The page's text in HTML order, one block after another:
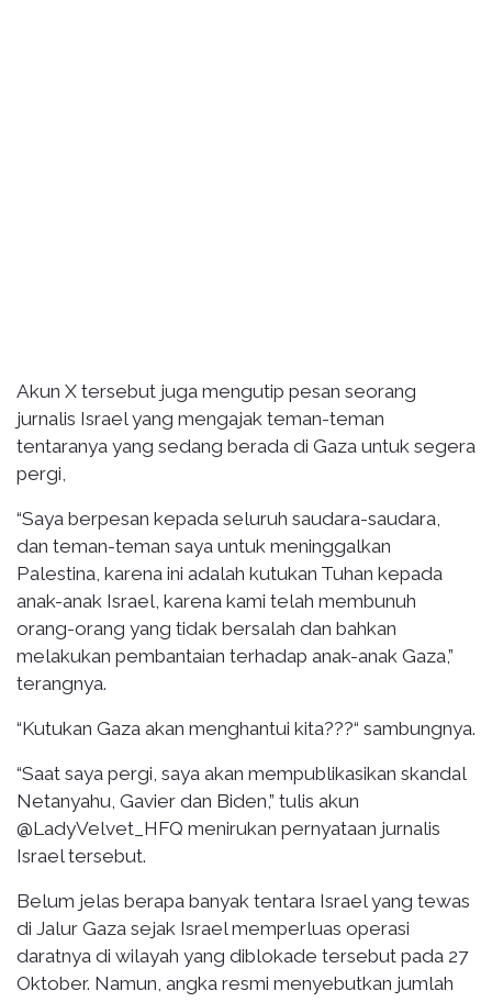
Akun X tersebut juga mengutip pesan seorang
jurnalis Israel yang mengajak teman-teman
tentaranya yang sedang berada di Gaza untuk segera
pergi,
“Saya berpesan kepada seluruh saudara-saudara,
dan teman-teman saya untuk meninggalkan
Palestina, karena ini adalah kutukan Tuhan kepada
anak-anak Israel, karena kami telah membunuh
orang-orang yang tidak bersalah dan bahkan
melakukan pembantaian terhadap anak-anak Gaza,”
terangnya.
“Kutukan Gaza akan menghantui kita???“ sambungnya.
“Saat saya pergi, saya akan mempublikasikan skandal
Netanyahu, Gavier dan Biden,” tulis akun
@LadyVelvet_HFQ menirukan pernyataan jurnalis
Israel tersebut.
Belum jelas berapa banyak tentara Israel yang tewas
di Jalur Gaza sejak Israel memperluas operasi
daratnya di wilayah yang diblokade tersebut pada 27
Oktober. Namun, angka resmi menyebutkan jumlah